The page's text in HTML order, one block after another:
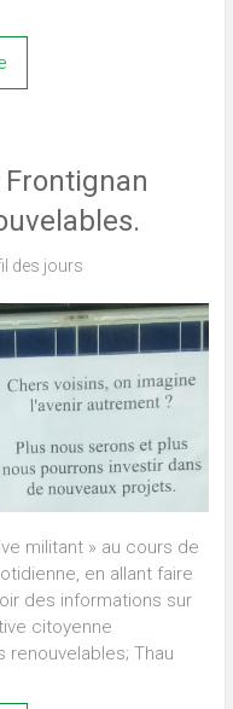
des jours
militant » au cours de
en allant faire
des informations sur
citoyenne
renouvelables; Thau